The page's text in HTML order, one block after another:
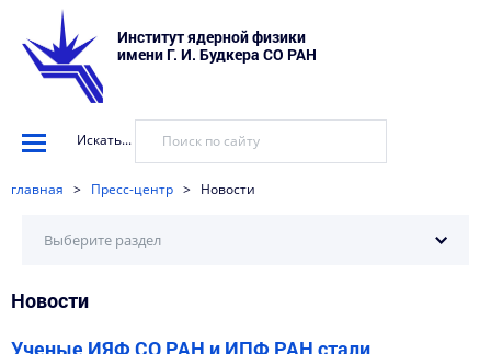
Институт ядерной физики
имени Г. И. Будкера СО РАН
Искать...
главная > Пресс-центр > Новости
Научные установки
События
Выберите раздел
Новости
Ученые ИЯФ СО РАН и ИПФ РАН стали